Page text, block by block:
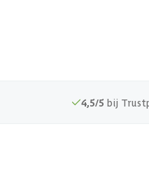
4,5/5 bij